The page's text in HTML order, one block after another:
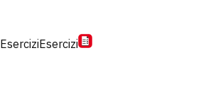
EserciziEsercizi